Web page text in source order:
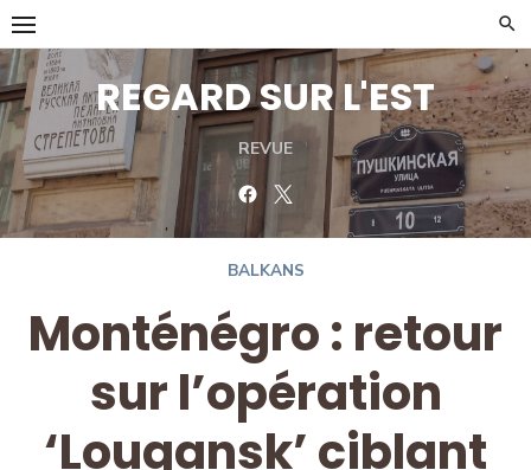
Skip
to
content
REGARD SUR L'EST
REVUE
FacebookTwitter
BALKANS
Monténégro : retour
sur l’opération
‘Lougansk’ ciblant